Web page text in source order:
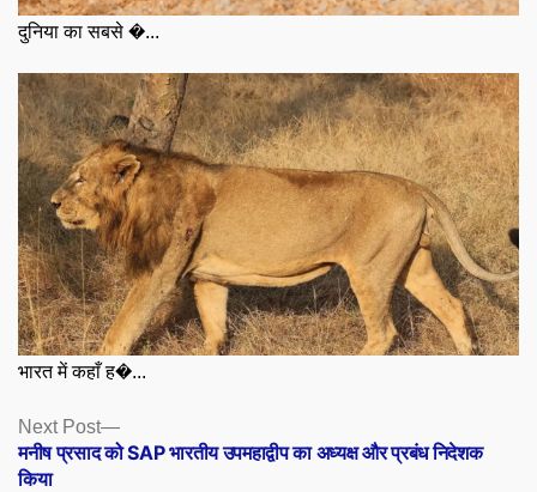
दुनिया का सबसे �...
भारत में कहाँ ह�...
Posts
navigation
Next Post
Next
post:
मनीष प्रसाद को SAP भारतीय उपमहाद्वीप का अध्यक्ष और प्रबंध निदेशक
किया